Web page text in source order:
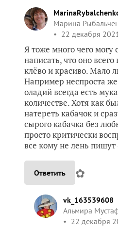
Марина
22 декабря
Я тоже много чего могу
написать, что оно
клёво и красиво. Мало
Например неспроста
оладий всегда есть
количестве. Хотя как
натереть кабачок и
сырого кабачка без
просто критически
все кому не лень
Ответить ✿
vk_163539608
Альмира
22 декабря